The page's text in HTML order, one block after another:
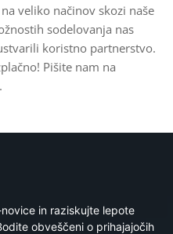
veliko načinov skozi naše
sodelovanja nas
koristno partnerstvo.
Pišite nam na
.
in raziskujte lepote
obveščeni o prihajajočih